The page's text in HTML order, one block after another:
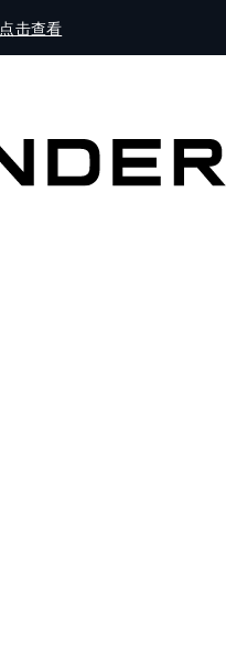
点击查看